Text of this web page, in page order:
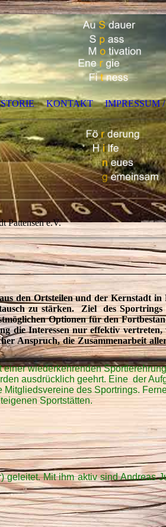
KONTAKT IMPRESSUM
Pattensen e.V.
den Ortsteilen und der Kernstadt in
zu stärken. Ziel des Sportrings
Optionen für den
die Interessen nur effektiv
Anspruch, die Zusammenarbeit
wiederkehrenden
ausdrücklich geehrt. Eine der
des Sportrings.
Sportstätten.
geleitet. Mit ihm aktiv sind Andreas